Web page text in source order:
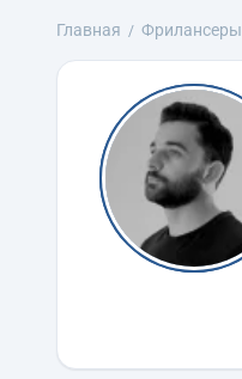
Главная Фрилансеры